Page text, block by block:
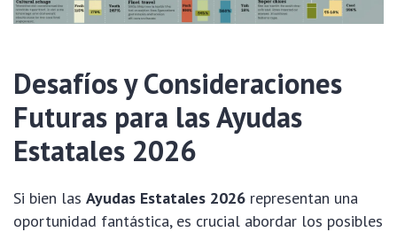
Desafíos y Consideraciones
Futuras para las Ayudas
Estatales 2026
Si bien las Ayudas Estatales 2026 representan una
oportunidad fantástica, es crucial abordar los posibles